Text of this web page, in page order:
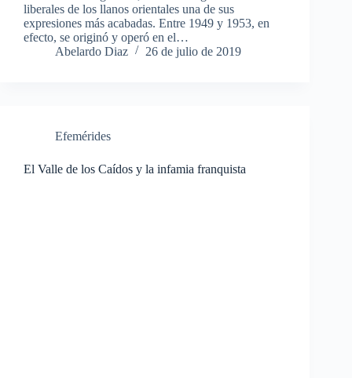
liberales de los llanos orientales una de sus
expresiones más acabadas. Entre 1949 y 1953, en
efecto, se originó y operó en el…
Abelardo Diaz
26 de julio de 2019
Efemérides
El Valle de los Caídos y la infamia franquista